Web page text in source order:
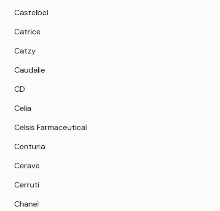
Castelbel
Catrice
Catzy
Caudalie
CD
Celia
Celsis Farmaceutical
Centuria
Cerave
Cerruti
Chanel